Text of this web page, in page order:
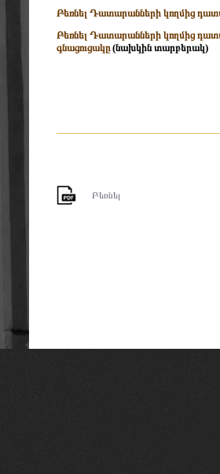
Բեռնել Դատարանների կողմից
Բեռնել Դատարանների կողմից
գնացուցակը(նախկին տարբերակ)
Բեռնել